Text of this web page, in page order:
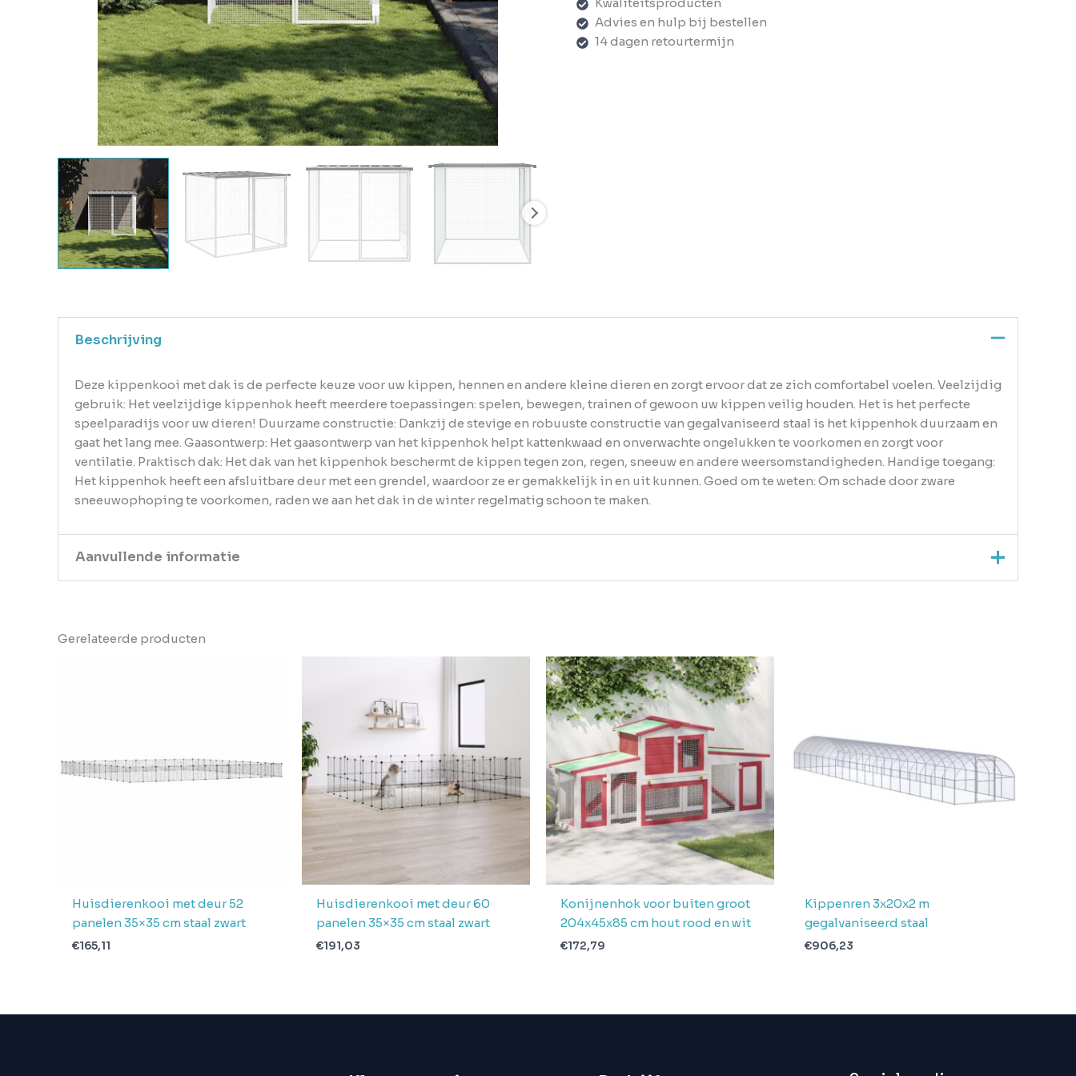
Advies en hulp bij bestellen
14 dagen retourtermijn
Beschrijving
Deze kippenkooi met dak is de perfecte keuze voor uw kippen, hennen en andere kleine dieren en zorgt ervoor dat ze zich comfortabel voelen. Veelzijdig
gebruik: Het veelzijdige kippenhok heeft meerdere toepassingen: spelen, bewegen, trainen of gewoon uw kippen veilig houden. Het is het perfecte
speelparadijs voor uw dieren! Duurzame constructie: Dankzij de stevige en robuuste constructie van gegalvaniseerd staal is het kippenhok duurzaam en
gaat het lang mee. Gaasontwerp: Het gaasontwerp van het kippenhok helpt kattenkwaad en onverwachte ongelukken te voorkomen en zorgt voor
ventilatie. Praktisch dak: Het dak van het kippenhok beschermt de kippen tegen zon, regen, sneeuw en andere weersomstandigheden. Handige toegang:
Het kippenhok heeft een afsluitbare deur met een grendel, waardoor ze er gemakkelijk in en uit kunnen. Goed om te weten: Om schade door zware
sneeuwophoping te voorkomen, raden we aan het dak in de winter regelmatig schoon te maken.
Aanvullende informatie
EAN
Verwachte
Gerelateerde producten
Huisdierenkooi met deur 52
panelen 35×35 cm staal zwart
€165,11
Huisdierenkooi met deur 60
panelen 35×35 cm staal zwart
€191,03
Konijnenhok voor buiten groot
204x45x85 cm hout rood en wit
€172,79
Kippenren 3x20x2 m
gegalvaniseerd staal
€906,23